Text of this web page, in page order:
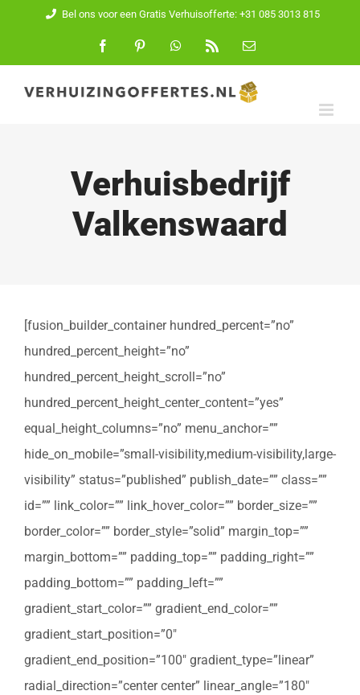
inhoud
Bel ons voor een Gratis Verhuisofferte: +31 085 3013 815
FacebookPinterest WhatsApp
E-
Verhuisbedrijf
Valkenswaard
[fusion_builder_container hundred_percent=”no”
hundred_percent_height=”no”
hundred_percent_height_scroll=”no”
hundred_percent_height_center_content=”yes”
equal_height_columns=”no” menu_anchor=””
hide_on_mobile=”small-visibility,medium-visibility,large-
visibility” status=”published” publish_date=”” class=””
id=”” link_color=”” link_hover_color=”” border_size=””
border_color=”” border_style=”solid” margin_top=””
margin_bottom=”” padding_top=”” padding_right=””
padding_bottom=”” padding_left=””
gradient_start_color=”” gradient_end_color=””
gradient_start_position=”0″
gradient_end_position=”100″ gradient_type=”linear”
radial_direction=”center center” linear_angle=”180″